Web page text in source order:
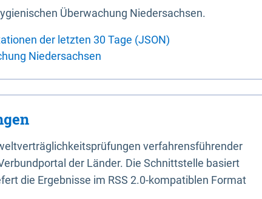
Überwachung Niedersachsen.
der letzten 30 Tage (JSON)
Niedersachsen
verfahrensführender
der Länder. Die Schnittstelle basiert
die Ergebnisse im RSS 2.0-kompatiblen Format